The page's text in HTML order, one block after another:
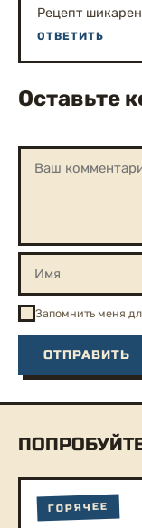
Рецепт
ОТВЕТИТЬ
Оставьте
Запомнить меня
ГОРЯЧЕЕ